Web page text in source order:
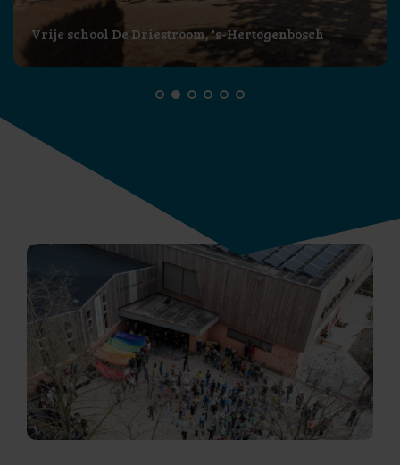
Vrije school De Driestroom, 's-Hertogenbosch